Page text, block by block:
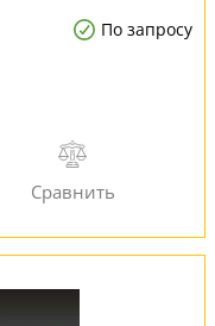
По запросу